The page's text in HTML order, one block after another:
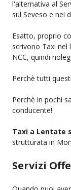
l'alternativa al
sul Seveso e nei
Esatto, proprio
scrivono Taxi
NCC, quindi
Perchè tutti
Perchè in pochi
conducente!
Taxi a Lentate
strutturata in
Servizi